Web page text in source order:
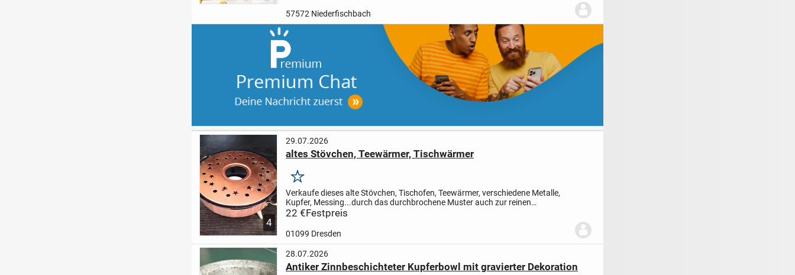
57572 Niederfischbach
4
29.07.2026
altes Stövchen, Teewärmer, Tischwärmer
Merken
Verkaufe dieses alte Stövchen, Tischofen, Teewärmer, verschiedene Metalle,
Kupfer, Messing...durch das durchbrochene Muster auch zur reinen
Beleuchtung sehr dekorativ, wird zum Beispiel mit Teelichtke...
22 €Festpreis
01099 Dresden
28.07.2026
Antiker Zinnbeschichteter Kupferbowl mit gravierter Dekoration